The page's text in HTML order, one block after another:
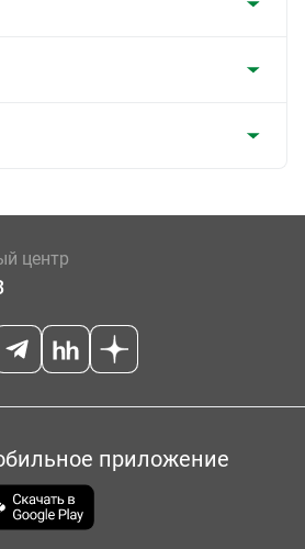
центр
приложение